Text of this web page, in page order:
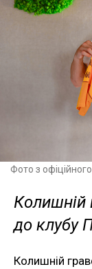
Фото з
Колишній
до клубу
Колишній